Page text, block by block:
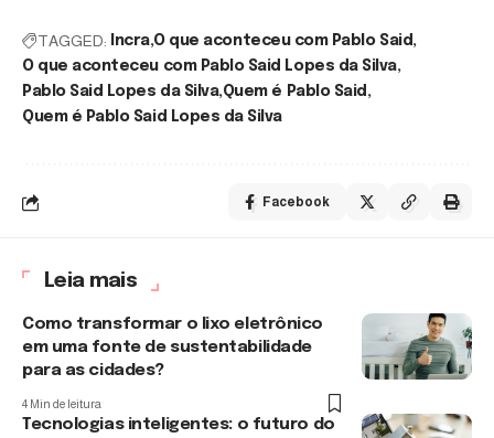
TAGGED: Incra O que aconteceu com Pablo Said
O que aconteceu com Pablo Said Lopes da Silva
Pablo Said Lopes da Silva Quem é Pablo Said
Quem é Pablo Said Lopes da Silva
Facebook
Leia mais
Como transformar o lixo eletrônico
em uma fonte de sustentabilidade
para as cidades?
4 Min de leitura
Tecnologias inteligentes: o futuro do